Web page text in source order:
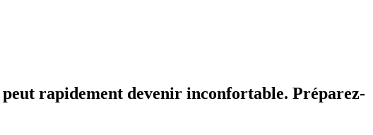
rapidement devenir inconfortable. Préparez-